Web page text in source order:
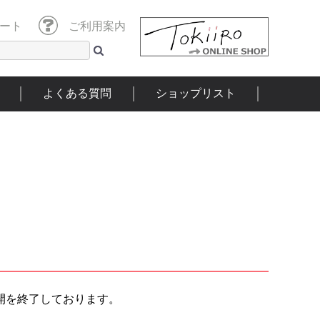
ト ご利用案内
よくある質問 ショップリスト
終了しております。